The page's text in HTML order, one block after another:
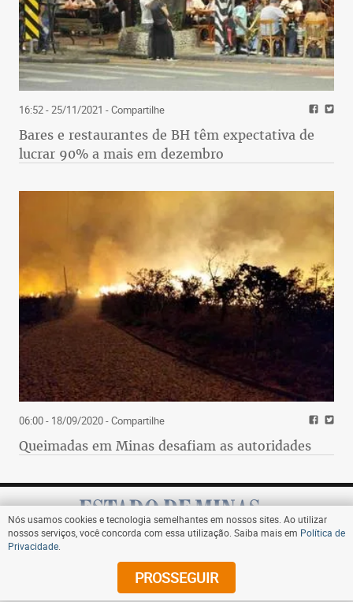
16:52 - 25/11/2021 - Compartilhe
Bares e restaurantes de BH têm expectativa de
lucrar 90% a mais em dezembro
06:00 - 18/09/2020- Compartilhe
Queimadas em Minas desafiam as autoridades
Assine
Nós usamos cookies e tecnologia semelhantes em nossos sites. Ao utilizar
nossos serviços, você concorda com essa utilização. Saiba mais em Política de
Privacidade
PROSSEGUIR